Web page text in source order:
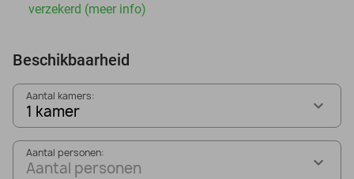
verzekerd (meer info)
Beschikbaarheid
Aantal kamers:
1 kamer
Aantal personen:
Aantal personen